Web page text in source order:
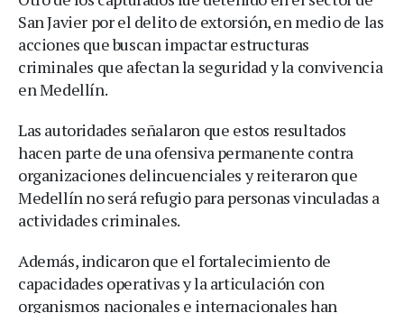
San Javier por el delito de extorsión, en medio de las
acciones que buscan impactar estructuras
criminales que afectan la seguridad y la convivencia
en Medellín.
Las autoridades señalaron que estos resultados
hacen parte de una ofensiva permanente contra
organizaciones delincuenciales y reiteraron que
Medellín no será refugio para personas vinculadas a
actividades criminales.
Además, indicaron que el fortalecimiento de
capacidades operativas y la articulación con
organismos nacionales e internacionales han